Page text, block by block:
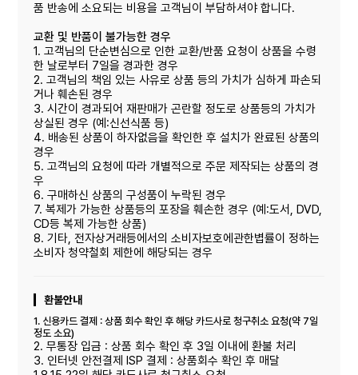
품 반송에 소요되는 비용을 고객님이 부담하셔야 합니다.
교환 및 반품이 불가능한 경우
1. 고객님의 단순변심으로 인한 교환/반품 요청이 상품을 수령
한 날로부터 7일을 경과한 경우
2. 고객님의 책임 있는 사유로 상품 등의 가치가 심하게 파손되
거나 훼손된 경우
3. 시간이 경과되어 재판매가 곤란할 정도로 상품등의 가치가
상실된 경우 (예:신선식품 등)
4. 배송된 상품이 하자없음을 확인한 후 설치가 완료된 상품의
경우
5. 고객님의 요청에 따라 개별적으로 주문 제작되는 상품의 경
우
6. 구매하신 상품의 구성품이 누락된 경우
7. 복제가 가능한 상품등의 포장을 훼손한 경우 (예:도서, DVD,
CD등 복제 가능한 상품)
8. 기타, 전자상거래등에서의 소비자보호에관한볍률이 정하는
소비자 청약철회 제한에 해당되는 경우
환불안내
1. 신용카드 결제 : 상품 회수 확인 후 해당 카드사로 청구취소 요청(약 7일
정도 소요)
2. 무통장 입금 : 상품 회수 확인 후 3일 이내에 환불 처리
3. 인터넷 안전결제 ISP 결제 : 상품회수 확인 후 매달